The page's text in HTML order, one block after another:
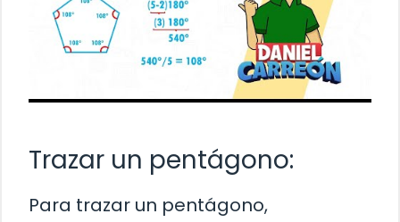
Trazar un pentágono:
Para trazar un pentágono,